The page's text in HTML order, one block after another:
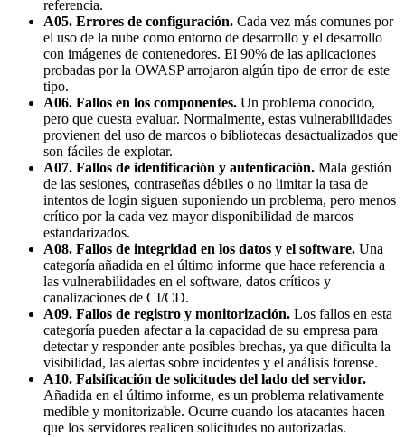
referencia.
A05. Errores de configuración. Cada vez más comunes por
el uso de la nube como entorno de desarrollo y el desarrollo
con imágenes de contenedores. El 90% de las aplicaciones
probadas por la OWASP arrojaron algún tipo de error de este
tipo.
A06. Fallos en los componentes. Un problema conocido,
pero que cuesta evaluar. Normalmente, estas vulnerabilidades
provienen del uso de marcos o bibliotecas desactualizados que
son fáciles de explotar.
A07. Fallos de identificación y autenticación. Mala gestión
de las sesiones, contraseñas débiles o no limitar la tasa de
intentos de login siguen suponiendo un problema, pero menos
crítico por la cada vez mayor disponibilidad de marcos
estandarizados.
A08. Fallos de integridad en los datos y el software. Una
categoría añadida en el último informe que hace referencia a
las vulnerabilidades en el software, datos críticos y
canalizaciones de CI/CD.
A09. Fallos de registro y monitorización. Los fallos en esta
categoría pueden afectar a la capacidad de su empresa para
detectar y responder ante posibles brechas, ya que dificulta la
visibilidad, las alertas sobre incidentes y el análisis forense.
A10. Falsificación de solicitudes del lado del servidor.
Añadida en el último informe, es un problema relativamente
medible y monitorizable. Ocurre cuando los atacantes hacen
que los servidores realicen solicitudes no autorizadas.